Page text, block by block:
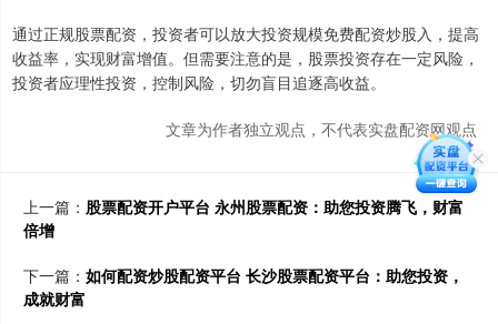
通过正规股票配资，投资者可以放大投资规模免费配资炒股入，提高
收益率，实现财富增值。但需要注意的是，股票投资存在一定风险，
投资者应理性投资，控制风险，切勿盲目追逐高收益。
文章为作者独立观点，不代表实盘配资网观点
上一篇： 股票配资开户平台 永州股票配资：助您投资腾飞，财富
倍增
下一篇： 如何配资炒股配资平台 长沙股票配资平台：助您投资，
成就财富